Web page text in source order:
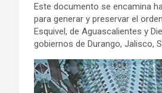
Este documento se encamina
para generar y preservar el
Esquivel, de Aguascalientes y
gobiernos de Durango, Jalisco,